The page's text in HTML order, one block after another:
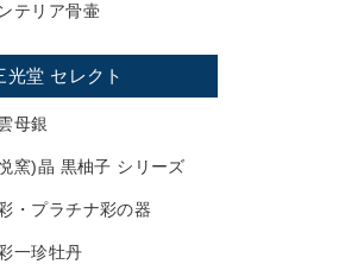
テリア骨壷
光堂 セレクト
母銀
窯)晶 黒柚子 シリーズ
・プラチナ彩の器
一珍牡丹